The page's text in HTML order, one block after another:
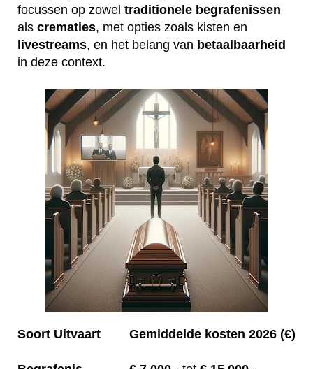
focussen op zowel traditionele begrafenissen
als crematies, met opties zoals kisten en
livestreams, en het belang van betaalbaarheid
in deze context.
Soort Uitvaart Gemiddelde kosten 2026 (€)